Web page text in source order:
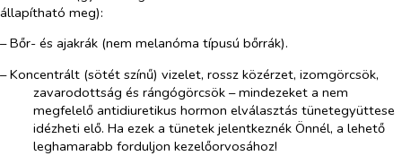
állapítható meg):
– Bőr- és ajakrák (nem melanóma típusú bőrrák).
– Koncentrált (sötét színű) vizelet, rossz közérzet, izomgörcsök,
zavarodottság és rángógörcsök – mindezeket a nem
megfelelő antidiuretikus hormon elválasztás tünetegyüttese
idézheti elő. Ha ezek a tünetek jelentkeznék Önnél, a lehető
leghamarabb forduljon kezelőorvosához!